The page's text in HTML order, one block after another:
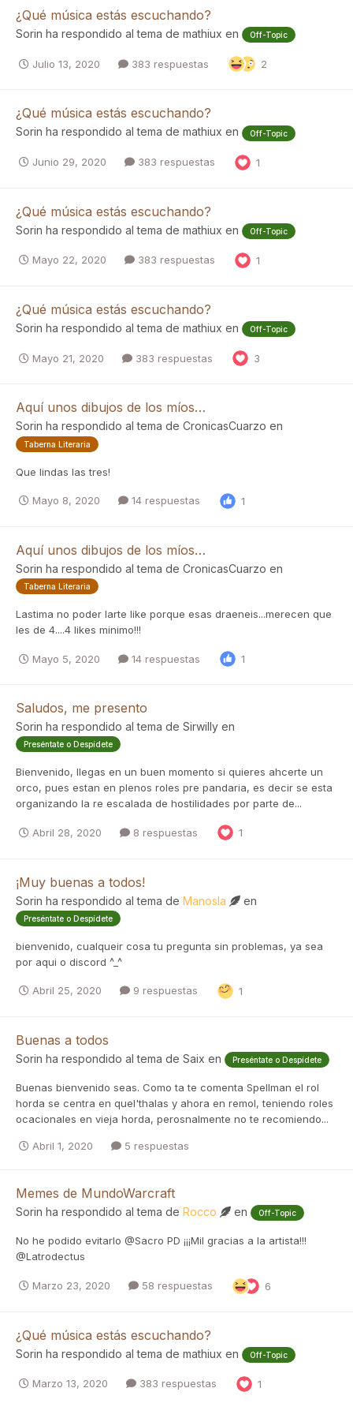
¿Qué música estás escuchando?
Sorin ha respondido al tema de mathiux en Off-Topic
Julio 13, 2020 383 respuestas 2
¿Qué música estás escuchando?
Sorin ha respondido al tema de mathiux en Off-Topic
Junio 29, 2020 383 respuestas 1
¿Qué música estás escuchando?
Sorin ha respondido al tema de mathiux en Off-Topic
Mayo 22, 2020 383 respuestas 1
¿Qué música estás escuchando?
Sorin ha respondido al tema de mathiux en Off-Topic
Mayo 21, 2020 383 respuestas 3
Aquí unos dibujos de los míos…
Sorin ha respondido al tema de CronicasCuarzo en
Taberna Literaria
Que lindas las tres!
Mayo 8, 2020 14 respuestas 1
Aquí unos dibujos de los míos…
Sorin ha respondido al tema de CronicasCuarzo en
Taberna Literaria
Lastima no poder larte like porque esas draeneis...merecen que
les de 4....4 likes minimo!!!
Mayo 5, 2020 14 respuestas 1
Saludos, me presento
Sorin ha respondido al tema de Sirwilly en
Preséntate o Despídete
Bienvenido, llegas en un buen momento si quieres ahcerte un
orco, pues estan en plenos roles pre pandaria, es decir se esta
organizando la re escalada de hostilidades por parte de...
Abril 28, 2020 8 respuestas 1
¡Muy buenas a todos!
Sorin ha respondido al tema de Manosla en
Preséntate o Despídete
bienvenido, cualqueir cosa tu pregunta sin problemas, ya sea
por aqui o discord ^_^
Abril 25, 2020 9 respuestas 1
Buenas a todos
Sorin ha respondido al tema de Saix en Preséntate o Despídete
Buenas bienvenido seas. Como ta te comenta Spellman el rol
horda se centra en quel'thalas y ahora en remol, teniendo roles
ocacionales en vieja horda, perosnalmente no te recomiendo...
Abril 1, 2020 5 respuestas
Memes de MundoWarcraft
Sorin ha respondido al tema de Rocco en Off-Topic
No he podido evitarlo @Sacro PD ¡¡¡Mil gracias a la artista!!!
@Latrodectus
Marzo 23, 2020 58 respuestas 6
¿Qué música estás escuchando?
Sorin ha respondido al tema de mathiux en Off-Topic
Marzo 13, 2020 383 respuestas 1